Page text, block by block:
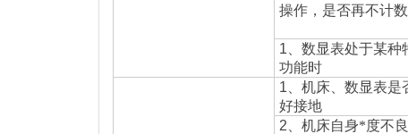
操作，是否再不计数
1 、数显表处于某种
功能时
1 、机床、数显表是
好接地
2 、机床自身*度不良